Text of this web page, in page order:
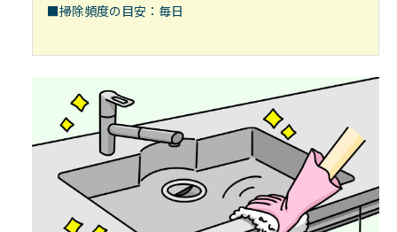
■掃除頻度の目安：毎日